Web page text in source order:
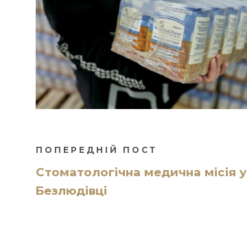
ПОПЕРЕДНІЙ ПОСТ
Стоматологічна медична місія у
Безлюдівці